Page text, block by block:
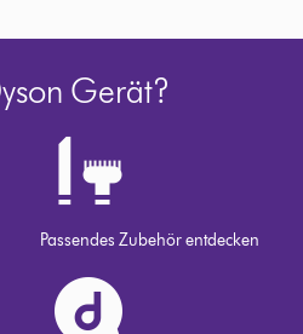
Gerät?
Passendes Zubehör entdecken